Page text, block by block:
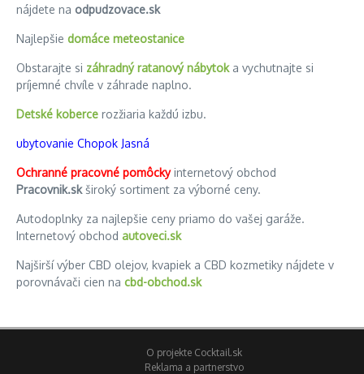
nájdete na odpudzovace.sk
Najlepšie domáce meteostanice
Obstarajte si záhradný ratanový nábytoka vychutnajte si
príjemné chvíle v záhrade naplno.
Detské koberce rozžiaria každú izbu.
ubytovanie Chopok Jasná
Ochranné pracovné pomôckyinternetový obchod
Pracovnik.skširoký sortiment za výborné ceny.
Autodoplnky za najlepšie ceny priamo do vašej garáže.
Internetový obchod autoveci.sk
Najširší výber CBD olejov, kvapiek a CBD kozmetiky nájdete v
porovnávači cien na cbd-obchod.sk
O projekte Cocktail.sk
Reklama a partnerstvo